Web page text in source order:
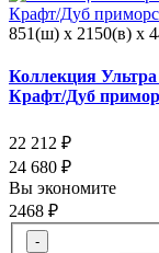
851(ш) x 2150(в) x
Коллекция
Крафт/Дуб
22 212 ₽
24 680 ₽
Вы экономите
2468 ₽
-